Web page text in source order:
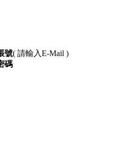
號( 請輸入E-Mail )
碼